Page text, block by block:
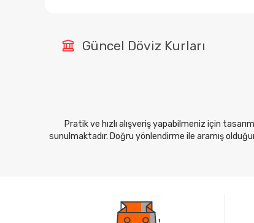
Güncel Döviz Kurları
Pratik ve hızlı alışveriş yapabilmeniz için
sunulmaktadır. Doğru yönlendirme ile aramış